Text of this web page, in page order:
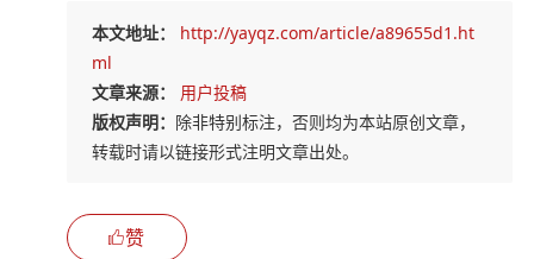
本文地址：
http://yayqz.com/article/a89655d1.ht
ml
文章来源：
用户投稿
版权声明： 除非特别标注，否则均为本站原创文章，
转载时请以链接形式注明文章出处。
赞